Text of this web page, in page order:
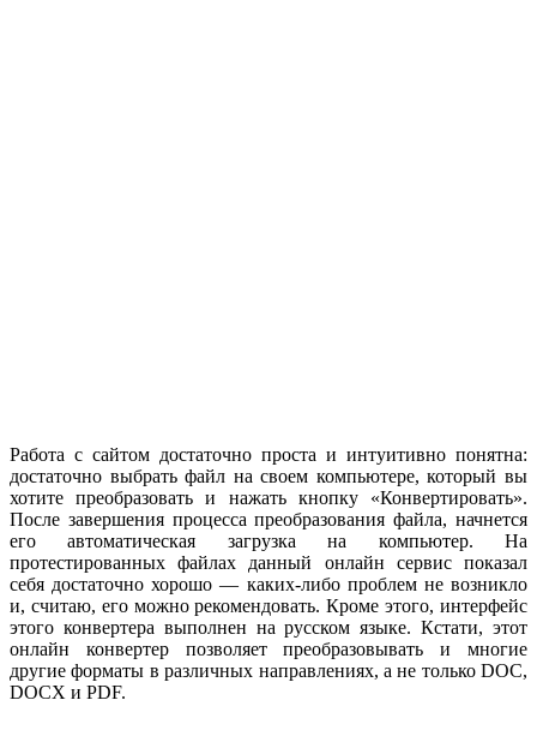
Работа с сайтом достаточно проста и интуитивно понятна:
достаточно выбрать файл на своем компьютере, который вы
хотите преобразовать и нажать кнопку «Конвертировать».
После завершения процесса преобразования файла, начнется
его автоматическая загрузка на компьютер. На
протестированных файлах данный онлайн сервис показал
себя достаточно хорошо — каких-либо проблем не возникло
и, считаю, его можно рекомендовать. Кроме этого, интерфейс
этого конвертера выполнен на русском языке. Кстати, этот
онлайн конвертер позволяет преобразовывать и многие
другие форматы в различных направлениях, а не только DOC,
DOCX и PDF.